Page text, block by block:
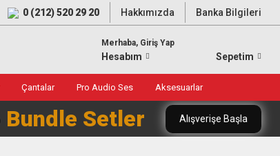
0 (212) 520 29 20 Hakkımızda Banka Bilgileri
Merhaba, Giriş Yap
Hesabım Sepetim
Çantalar Pro Audio Ses Aksesuarlar
Bundle Setler Alışverişe Başla